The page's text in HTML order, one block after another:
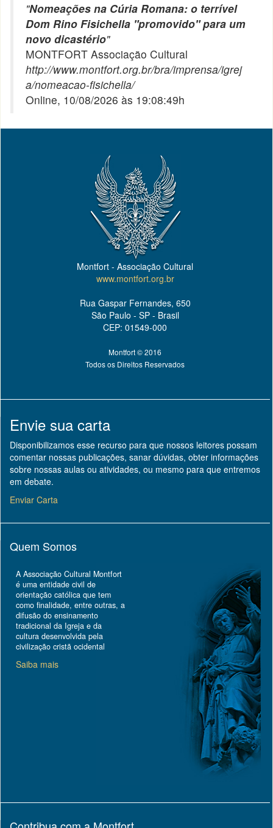
"Nomeações na Cúria Romana: o terrível
Dom Rino Fisichella "promovido" para um
novo dicastério"
MONTFORT Associação Cultural
http://www.montfort.org.br/bra/imprensa/igrej
a/nomeacao-fisichella/
Online, 10/08/2026 às 19:08:49h
Montfort - Associação Cultural
www.montfort.org.br
Rua Gaspar Fernandes, 650
São Paulo - SP - Brasil
CEP: 01549-000
Montfort © 2016
Todos os Direitos Reservados
Envie sua carta
Disponibilizamos esse recurso para que nossos leitores possam
comentar nossas publicações, sanar dúvidas, obter informações
sobre nossas aulas ou atividades, ou mesmo para que entremos
em debate.
Enviar Carta
Quem Somos
A Associação Cultural Montfort
é uma entidade civil de
orientação católica que tem
como finalidade, entre outras, a
difusão do ensinamento
tradicional da Igreja e da
cultura desenvolvida pela
civilização cristã ocidental
Saiba mais